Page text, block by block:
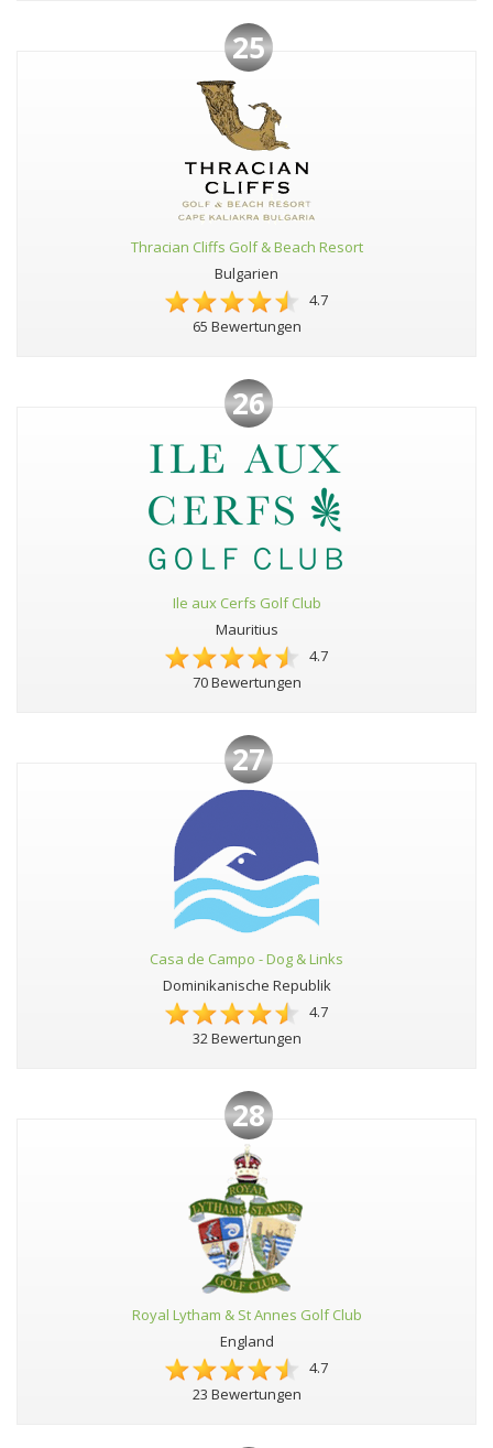
25
Thracian Cliffs Golf & Beach Resort
Bulgarien
4.7
65 Bewertungen
26
Ile aux Cerfs Golf Club
Mauritius
4.7
70 Bewertungen
27
Casa de Campo - Dog & Links
Dominikanische Republik
4.7
32 Bewertungen
28
Royal Lytham & St Annes Golf Club
England
4.7
23 Bewertungen